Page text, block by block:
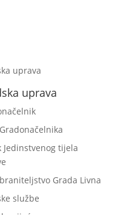
uprava
uprava
Jedinstvenog tijela
Grada Livna
službe